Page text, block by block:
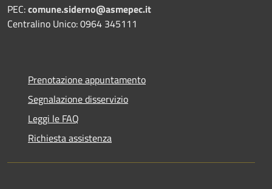
PEC:comune.siderno@asmepec.it
Centralino Unico: 0964 345111
Prenotazione appuntamento
Segnalazione disservizio
Leggi le FAQ
Richiesta assistenza